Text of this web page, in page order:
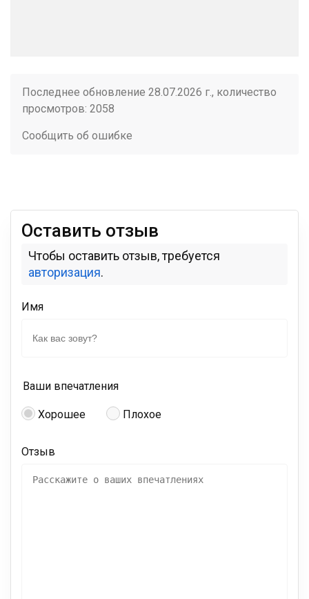
Последнее обновление 28.07.2026 г., количество
просмотров: 2058
Сообщить об ошибке
Оставить отзыв
Чтобы оставить отзыв, требуется
авторизация.
Имя
Ваши впечатления
Хорошее Плохое
Отзыв